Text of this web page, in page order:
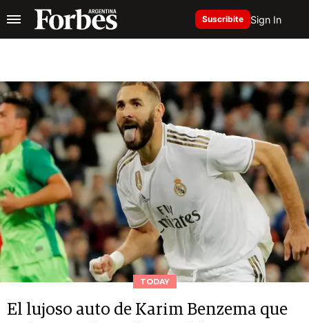
Suscribite Sign In
TODAY
El lujoso auto de Karim Benzema que